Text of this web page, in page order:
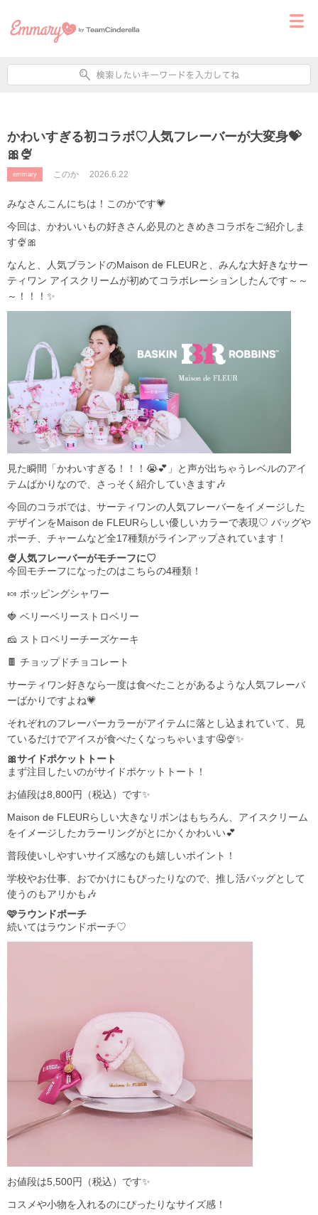
かわいすぎる初コラボ♡人気フレーバーが大変身💝
🎀🍨
emmary このか 2026.6.22
みなさんこんにちは！このかです💗
今回は、かわいいもの好きさん必見のときめきコラボをご紹介しま
す🍨🎀
なんと、人気ブランドのMaison de FLEURと、みんな大好きなサー
ティワン アイスクリームが初めてコラボレーションしたんです～～
～！！！✨
見た瞬間「かわいすぎる！！！😭💕」と声が出ちゃうレベルのアイ
テムばかりなので、さっそく紹介していきます🎶
今回のコラボでは、サーティワンの人気フレーバーをイメージした
デザインをMaison de FLEURらしい優しいカラーで表現♡ バッグや
ポーチ、チャームなど全17種類がラインアップされています！
🍨人気フレーバーがモチーフに♡
今回モチーフになったのはこちらの4種類！
🍬 ポッピングシャワー
🍓 ベリーベリーストロベリー
🧀 ストロベリーチーズケーキ
🍫 チョップドチョコレート
サーティワン好きなら一度は食べたことがあるような人気フレーバ
ーばかりですよね💗
それぞれのフレーバーカラーがアイテムに落とし込まれていて、見
ているだけでアイスが食べたくなっちゃいます🤤🍨✨
🎀サイドポケットトート
まず注目したいのがサイドポケットトート！
お値段は8,800円（税込）です✨
Maison de FLEURらしい大きなリボンはもちろん、アイスクリーム
をイメージしたカラーリングがとにかくかわいい💕
普段使いしやすいサイズ感なのも嬉しいポイント！
学校やお仕事、おでかけにもぴったりなので、推し活バッグとして
使うのもアリかも🎶
🩷ラウンドポーチ
続いてはラウンドポーチ♡
お値段は5,500円（税込）です✨
コスメや小物を入れるのにぴったりなサイズ感！